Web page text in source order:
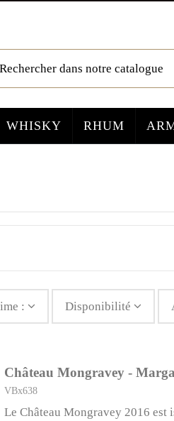
WHISKY RHUM
: Disponibilité
Château Mongravey -
VBx638
Le Château Mongravey 2016 est